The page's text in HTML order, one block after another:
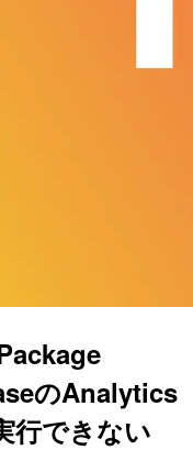
のAnalytics
行できない